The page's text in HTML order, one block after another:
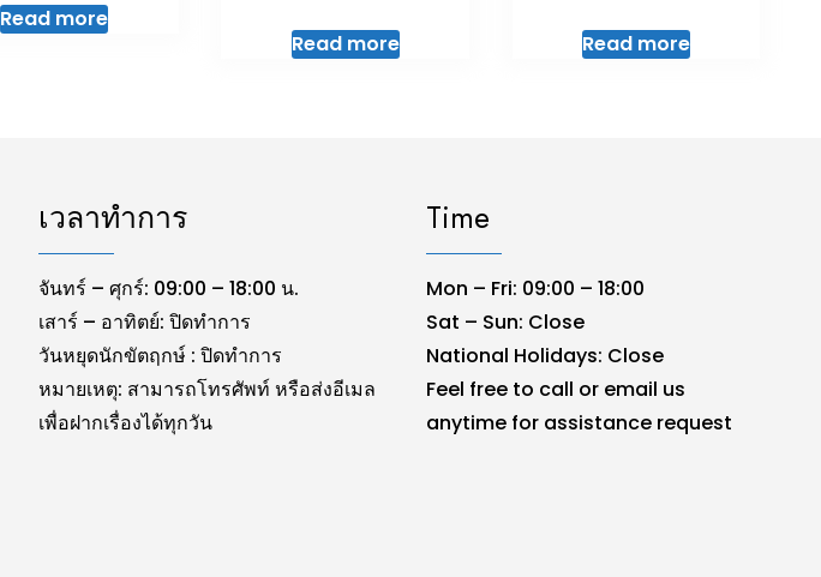
Read more
Read more Read more
เวลาทำการ
จันทร์ – ศุกร์: 09:00 – 18:00 น.
เสาร์ – อาทิตย์: ปิดทำการ
วันหยุดนักขัตฤกษ์ : ปิดทำการ
หมายเหตุ: สามารถโทรศัพท์ หรือส่งอีเมล
เพื่อฝากเรื่องได้ทุกวัน
Time
Mon – Fri: 09:00 – 18:00
Sat – Sun: Close
National Holidays: Close
Feel free to call or email us
anytime for assistance request